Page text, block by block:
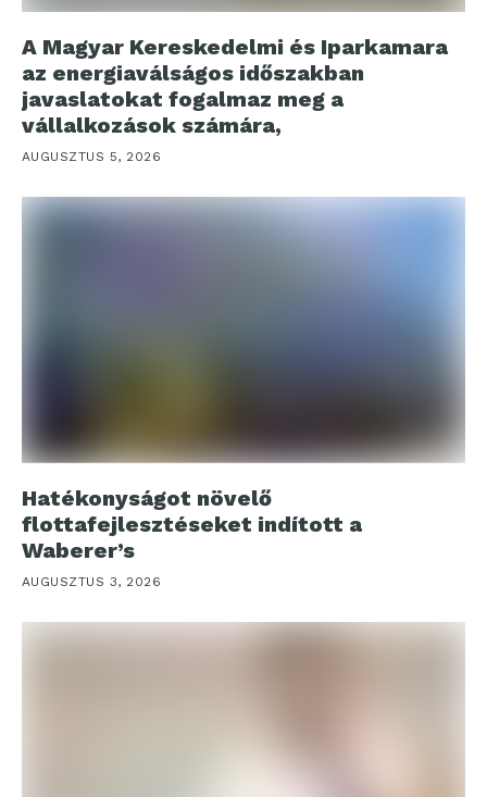
A Magyar Kereskedelmi és Iparkamara
az energiaválságos időszakban
javaslatokat fogalmaz meg a
vállalkozások számára,
AUGUSZTUS 5, 2026
Hatékonyságot növelő
flottafejlesztéseket indított a
Waberer’s
AUGUSZTUS 3, 2026